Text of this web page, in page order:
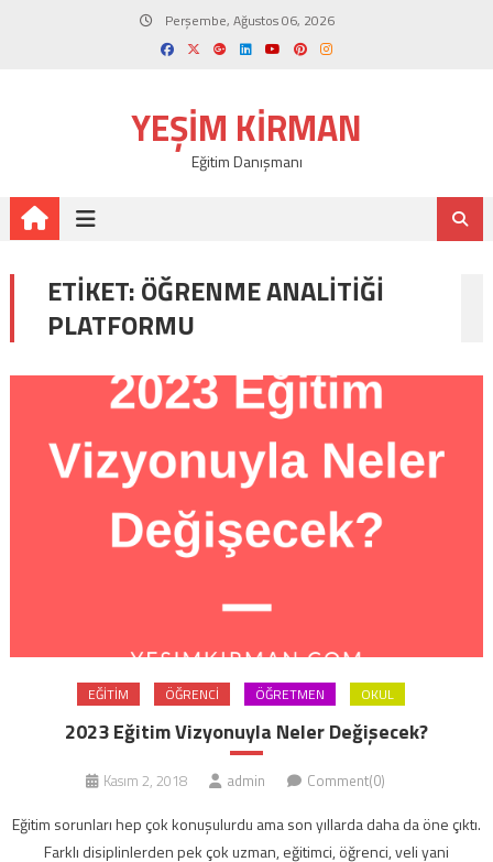
Perşembe, Ağustos 06, 2026
YEŞIM KIRMAN
Eğitim Danışmanı
ETIKET:ÖĞRENME ANALITIĞI
PLATFORMU
EĞITIM ÖĞRENCI ÖĞRETMEN OKUL
2023 Eğitim Vizyonuyla Neler Değişecek?
Kasım 2, 2018 admin Comment(0)
Eğitim sorunları hep çok konuşulurdu ama son yıllarda daha da öne çıktı.
Farklı disiplinlerden pek çok uzman, eğitimci, öğrenci, veli yani